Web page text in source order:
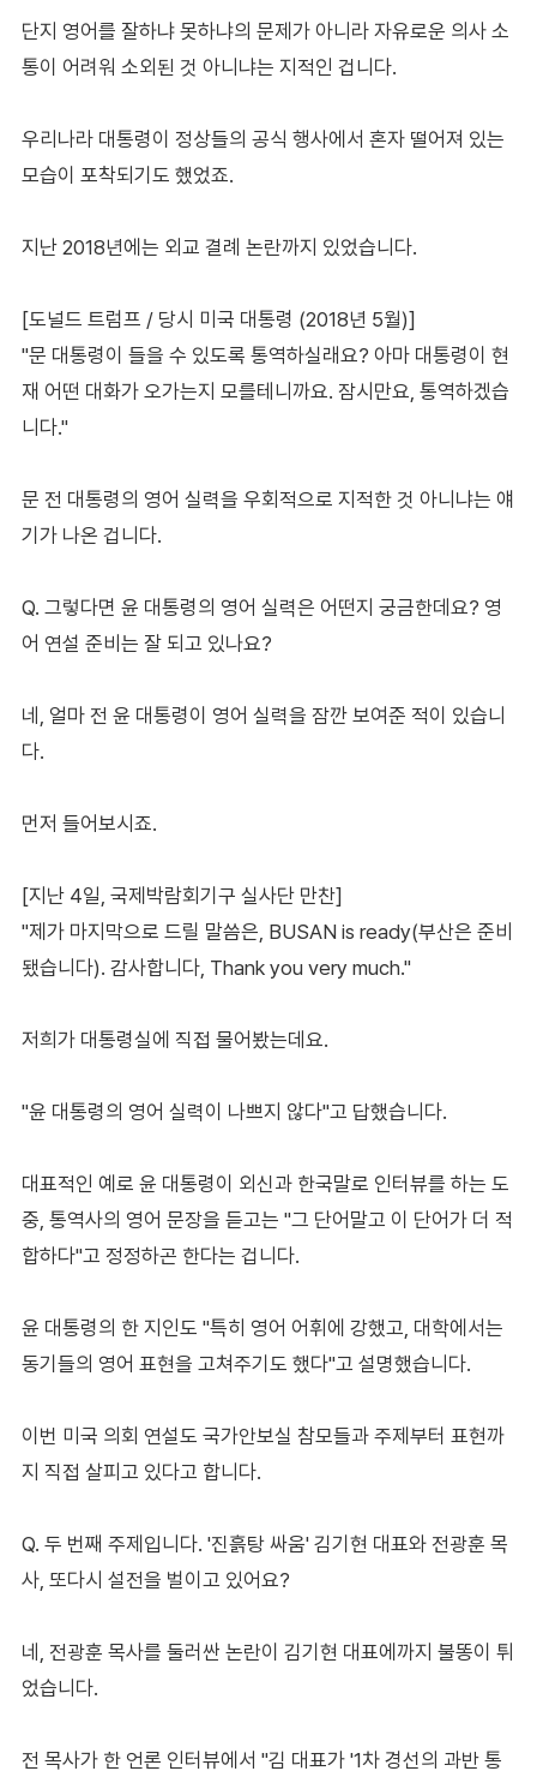
단지 영어를 잘하냐 못하냐의 문제가 아니라 자유로운 의사 소
통이 어려워 소외된 것 아니냐는 지적인 겁니다.
우리나라 대통령이 정상들의 공식 행사에서 혼자 떨어져 있는
모습이 포착되기도 했었죠.
지난 2018년에는 외교 결례 논란까지 있었습니다.
[도널드 트럼프 / 당시 미국 대통령 (2018년 5월)]
"문 대통령이 들을 수 있도록 통역하실래요? 아마 대통령이 현
재 어떤 대화가 오가는지 모를테니까요. 잠시만요, 통역하겠습
니다."
문 전 대통령의 영어 실력을 우회적으로 지적한 것 아니냐는 얘
기가 나온 겁니다.
Q. 그렇다면 윤 대통령의 영어 실력은 어떤지 궁금한데요? 영
어 연설 준비는 잘 되고 있나요?
네, 얼마 전 윤 대통령이 영어 실력을 잠깐 보여준 적이 있습니
다.
먼저 들어보시죠.
[지난 4일, 국제박람회기구 실사단 만찬]
"제가 마지막으로 드릴 말씀은, BUSAN is ready(부산은 준비
됐습니다). 감사합니다, Thank you very much."
저희가 대통령실에 직접 물어봤는데요.
"윤 대통령의 영어 실력이 나쁘지 않다"고 답했습니다.
대표적인 예로 윤 대통령이 외신과 한국말로 인터뷰를 하는 도
중, 통역사의 영어 문장을 듣고는 "그 단어말고 이 단어가 더 적
합하다"고 정정하곤 한다는 겁니다.
윤 대통령의 한 지인도 "특히 영어 어휘에 강했고, 대학에서는
동기들의 영어 표현을 고쳐주기도 했다"고 설명했습니다.
이번 미국 의회 연설도 국가안보실 참모들과 주제부터 표현까
지 직접 살피고 있다고 합니다.
Q. 두 번째 주제입니다. '진흙탕 싸움' 김기현 대표와 전광훈 목
사, 또다시 설전을 벌이고 있어요?
네, 전광훈 목사를 둘러싼 논란이 김기현 대표에까지 불똥이 튀
었습니다.
전 목사가 한 언론 인터뷰에서 "김 대표가 '1차 경선의 과반 통